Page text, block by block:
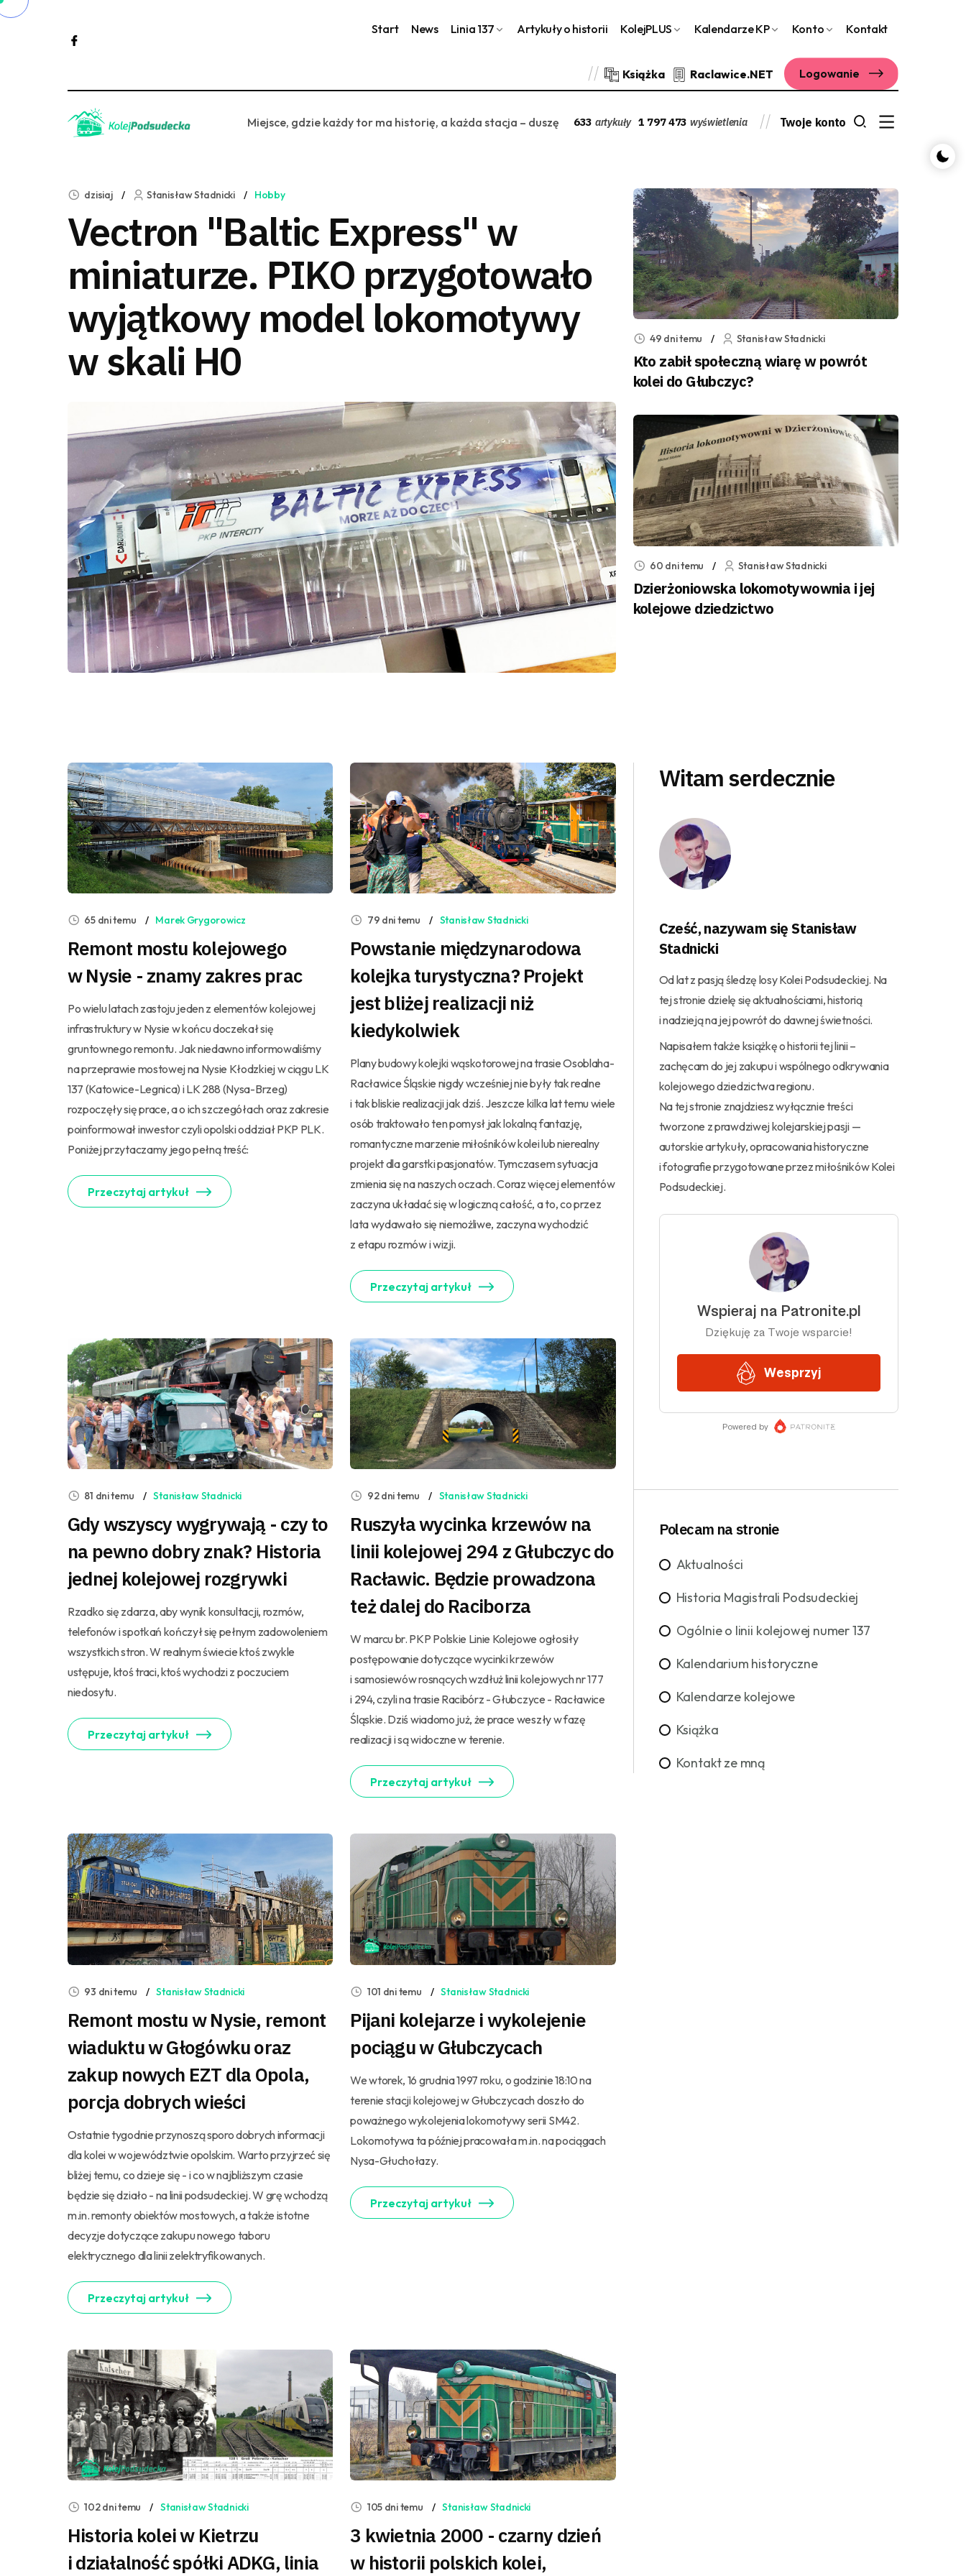
Start News Linia 137 Artykuły o historii KolejPLUS Kalendarze KP Konto Kontakt
Książka Raclawice.NET Logowanie
Miejsce, gdzie każdy tor ma historię, a każda stacja – duszę 633 artykuły 1 797 473 wyświetlenia Twoje konto
dzisiaj Stanisław Stadnicki Hobby
Vectron "Baltic Express" w
miniaturze. PIKO przygotowało
wyjątkowy model lokomotywy
w skali H0
49 dni temu Stanisław Stadnicki
Kto zabił społeczną wiarę w powrót
kolei do Głubczyc?
60 dni temu Stanisław Stadnicki
Dzierżoniowska lokomotywownia i jej
kolejowe dziedzictwo
65 dni temu Marek Grygorowicz
Remont mostu kolejowego
w Nysie - znamy zakres prac
Po wielu latach zastoju jeden z elementów kolejowej
infrastruktury w Nysie w końcu doczekał się
gruntownego remontu. Jak niedawno informowaliśmy
na przeprawie mostowej na Nysie Kłodzkiej w ciągu LK
137 (Katowice-Legnica) i LK 288 (Nysa-Brzeg)
rozpoczęły się prace, a o ich szczegółach oraz zakresie
poinformował inwestor czyli opolski oddział PKP PLK.
Poniżej przytaczamy jego pełną treść:
Przeczytaj artykuł
79 dni temu Stanisław Stadnicki
Powstanie międzynarodowa
kolejka turystyczna? Projekt
jest bliżej realizacji niż
kiedykolwiek
Plany budowy kolejki wąskotorowej na trasie Osoblaha-
Racławice Śląskie nigdy wcześniej nie były tak realne
i tak bliskie realizacji jak dziś. Jeszcze kilka lat temu wiele
osób traktowało ten pomysł jak lokalną fantazję,
romantyczne marzenie miłośników kolei lub nierealny
projekt dla garstki pasjonatów. Tymczasem sytuacja
zmienia się na naszych oczach. Coraz więcej elementów
zaczyna układać się w logiczną całość, a to, co przez
lata wydawało się niemożliwe, zaczyna wychodzić
z etapu rozmów i wizji.
Przeczytaj artykuł
81 dni temu Stanisław Stadnicki
Gdy wszyscy wygrywają - czy to
na pewno dobry znak? Historia
jednej kolejowej rozgrywki
Rzadko się zdarza, aby wynik konsultacji, rozmów,
telefonów i spotkań kończył się pełnym zadowoleniem
wszystkich stron. W realnym świecie ktoś zwykle
ustępuje, ktoś traci, ktoś wychodzi z poczuciem
niedosytu.
Przeczytaj artykuł
92 dni temu Stanisław Stadnicki
Ruszyła wycinka krzewów na
linii kolejowej 294 z Głubczyc do
Racławic. Będzie prowadzona
też dalej do Raciborza
W marcu br. PKP Polskie Linie Kolejowe ogłosiły
postępowanie dotyczące wycinki krzewów
i samosiewów rosnących wzdłuż linii kolejowych nr 177
i 294, czyli na trasie Racibórz - Głubczyce - Racławice
Śląskie. Dziś wiadomo już, że prace weszły w fazę
realizacji i są widoczne w terenie.
Przeczytaj artykuł
93 dni temu Stanisław Stadnicki
Remont mostu w Nysie, remont
wiaduktu w Głogówku oraz
zakup nowych EZT dla Opola,
porcja dobrych wieści
Ostatnie tygodnie przynoszą sporo dobrych informacji
dla kolei w województwie opolskim. Warto przyjrzeć się
bliżej temu, co dzieje się - i co w najbliższym czasie
będzie się działo - na linii podsudeckiej. W grę wchodzą
m.in. remonty obiektów mostowych, a także istotne
decyzje dotyczące zakupu nowego taboru
elektrycznego dla linii zelektryfikowanych.
Przeczytaj artykuł
101 dni temu Stanisław Stadnicki
Pijani kolejarze i wykolejenie
pociągu w Głubczycach
We wtorek, 16 grudnia 1997 roku, o godzinie 18:10 na
terenie stacji kolejowej w Głubczycach doszło do
poważnego wykolejenia lokomotywy serii SM42.
Lokomotywa ta później pracowała m.in. na pociągach
Nysa-Głuchołazy.
Przeczytaj artykuł
102 dni temu Stanisław Stadnicki
Historia kolei w Kietrzu
i działalność spółki ADKG, linia
105 dni temu Stanisław Stadnicki
3 kwietnia 2000 - czarny dzień
w historii polskich kolei,
Witam serdecznie
Cześć, nazywam się Stanisław
Stadnicki
Od lat z pasją śledzę losy Kolei Podsudeckiej. Na
tej stronie dzielę się aktualnościami, historią
i nadzieją na jej powrót do dawnej świetności.
Napisałem także książkę o historii tej linii –
zachęcam do jej zakupu i wspólnego odkrywania
kolejowego dziedzictwa regionu.
Na tej stronie znajdziesz wyłącznie treści
tworzone z prawdziwej kolejarskiej pasji —
autorskie artykuły, opracowania historyczne
i fotografie przygotowane przez miłośników Kolei
Podsudeckiej.
Polecam na stronie
Aktualności
Historia Magistrali Podsudeckiej
Ogólnie o linii kolejowej numer 137
Kalendarium historyczne
Kalendarze kolejowe
Książka
Kontakt ze mną